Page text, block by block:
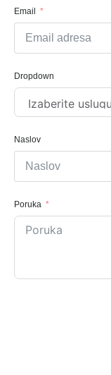
Email
Dropdown
Naslov
Poruka